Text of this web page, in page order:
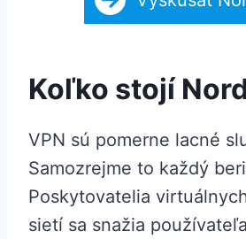
Koľko stojí
VPN sú pomerne lacné
Samozrejme to každý
Poskytovatelia
sietí sa snažia